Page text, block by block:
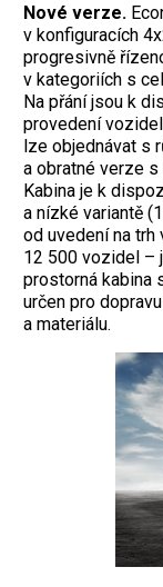
Nové verze.
v konfiguracích
progresivně
v kategoriích s
Na přání jsou k
provedení
lze objednávat s
a obratné verze
Kabina je k
a nízké variantě
od uvedení na
12 500 vozidel –
prostorná kabina
určen pro
a materiálu.